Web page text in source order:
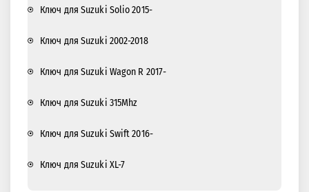
Ключ для Suzuki Solio 2015-
Ключ для Suzuki 2002-2018
Ключ для Suzuki Wagon R 2017-
Ключ для Suzuki 315Mhz
Ключ для Suzuki Swift 2016-
Ключ для Suzuki XL-7